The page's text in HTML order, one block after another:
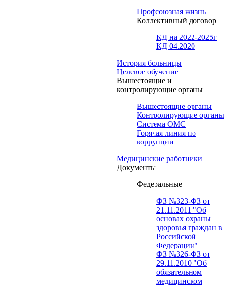
Профсоюзная жизнь
Коллективный договор
КД на 2022-2025г
КД 04.2020
История больницы
Целевое обучение
Вышестоящие и
контролирующие органы
Вышестоящие органы
Контролирующие органы
Система ОМС
Горячая линия по
коррупции
Медицинские работники
Документы
Федеральные
ФЗ №323-ФЗ от
21.11.2011 "Об
основах охраны
здоровья граждан в
Российской
Федерации"
ФЗ №326-ФЗ от
29.11.2010 "Об
обязательном
медицинском